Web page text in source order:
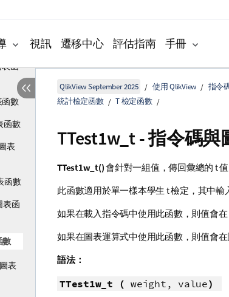
視訊 遷移中心 評估指南 手冊
表函
函數
函數
表
函數
表函
數
表
QlikView September 2025 使用 QlikView 指令
統計檢定函數
T 檢定函數
TTest1w_t- 指令碼與
TTest1w_t()會針對一組值，傳回彙總的 t 值
此函數適用於單一樣本學生 t 檢定，其中輸
如果在載入指令碼中使用此函數，則值會在
如果在圖表運算式中使用此函數，則值會在
語法：
TTest1w_t ( weight, value)